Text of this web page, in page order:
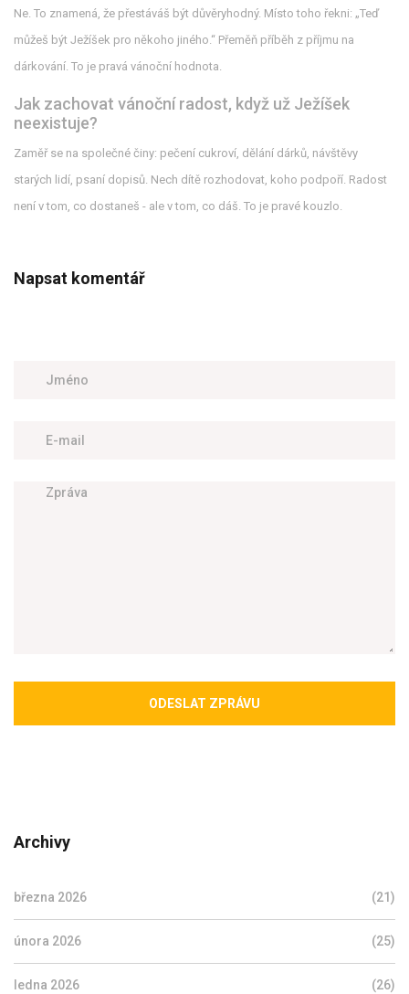
Ne. To znamená, že přestáváš být důvěryhodný. Místo toho řekni: „Teď
můžeš být Ježíšek pro někoho jiného.“ Přeměň příběh z příjmu na
dárkování. To je pravá vánoční hodnota.
Jak zachovat vánoční radost, když už Ježíšek
neexistuje?
Zaměř se na společné činy: pečení cukroví, dělání dárků, návštěvy
starých lidí, psaní dopisů. Nech dítě rozhodovat, koho podpoří. Radost
není v tom, co dostaneš - ale v tom, co dáš. To je pravé kouzlo.
Napsat komentář
ODESLAT ZPRÁVU
Archivy
března 2026 (21)
února 2026 (25)
ledna 2026 (26)